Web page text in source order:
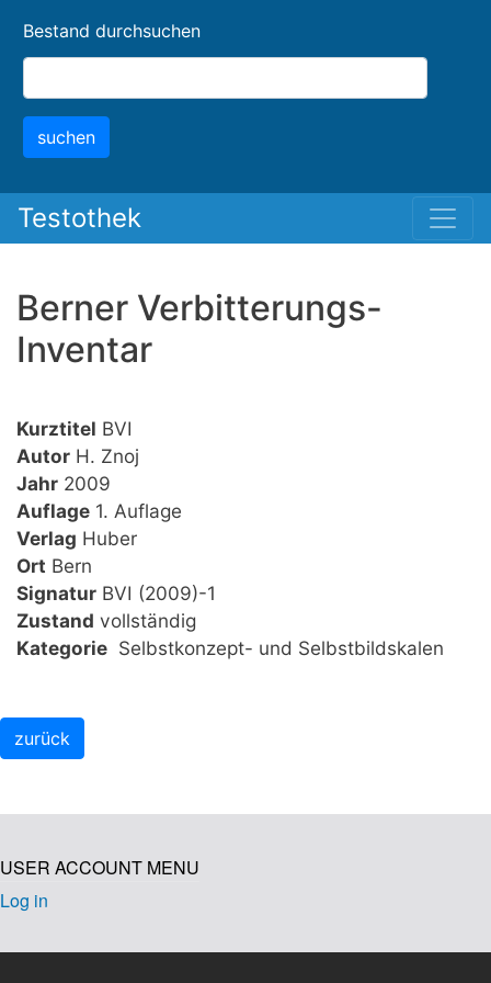
content
Bestand durchsuchen
suchen
Testothek
Berner Verbitterungs-
Inventar
Kurztitel BVI
Autor H. Znoj
Jahr 2009
Auflage 1. Auflage
Verlag Huber
Ort Bern
Signatur BVI (2009)-1
Zustand vollständig
Kategorie Selbstkonzept- und Selbstbildskalen
USER ACCOUNT MENU
Log in